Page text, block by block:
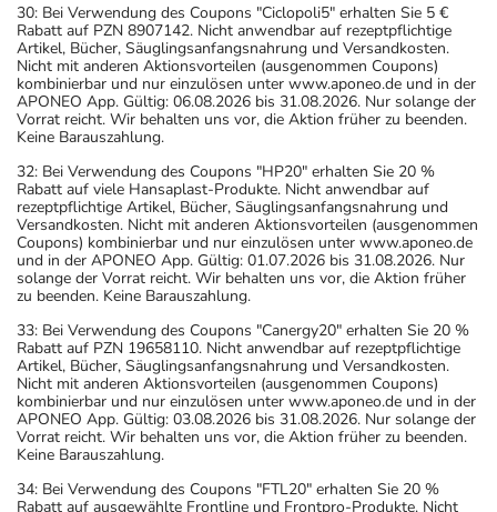
30: Bei Verwendung des Coupons "Ciclopoli5" erhalten Sie 5 €
Rabatt auf PZN 8907142. Nicht anwendbar auf rezeptpflichtige
Artikel, Bücher, Säuglingsanfangsnahrung und Versandkosten.
Nicht mit anderen Aktionsvorteilen (ausgenommen Coupons)
kombinierbar und nur einzulösen unter www.aponeo.de und in der
APONEO App. Gültig: 06.08.2026 bis 31.08.2026. Nur solange der
Vorrat reicht. Wir behalten uns vor, die Aktion früher zu beenden.
Keine Barauszahlung.
32: Bei Verwendung des Coupons "HP20" erhalten Sie 20 %
Rabatt auf viele Hansaplast-Produkte. Nicht anwendbar auf
rezeptpflichtige Artikel, Bücher, Säuglingsanfangsnahrung und
Versandkosten. Nicht mit anderen Aktionsvorteilen (ausgenommen
Coupons) kombinierbar und nur einzulösen unter www.aponeo.de
und in der APONEO App. Gültig: 01.07.2026 bis 31.08.2026. Nur
solange der Vorrat reicht. Wir behalten uns vor, die Aktion früher
zu beenden. Keine Barauszahlung.
33: Bei Verwendung des Coupons "Canergy20" erhalten Sie 20 %
Rabatt auf PZN 19658110. Nicht anwendbar auf rezeptpflichtige
Artikel, Bücher, Säuglingsanfangsnahrung und Versandkosten.
Nicht mit anderen Aktionsvorteilen (ausgenommen Coupons)
kombinierbar und nur einzulösen unter www.aponeo.de und in der
APONEO App. Gültig: 03.08.2026 bis 31.08.2026. Nur solange der
Vorrat reicht. Wir behalten uns vor, die Aktion früher zu beenden.
Keine Barauszahlung.
34: Bei Verwendung des Coupons "FTL20" erhalten Sie 20 %
Rabatt auf ausgewählte Frontline und Frontpro-Produkte. Nicht